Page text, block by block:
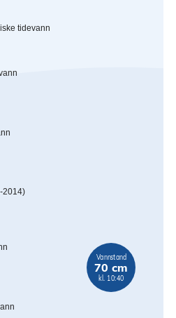
Vannstand
70 cm
kl. 10:40
tidevann
2014)